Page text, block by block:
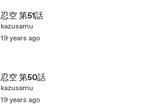
忍空 第51話
kazusamu
19 years ago
忍空 第50話
kazusamu
19 years ago